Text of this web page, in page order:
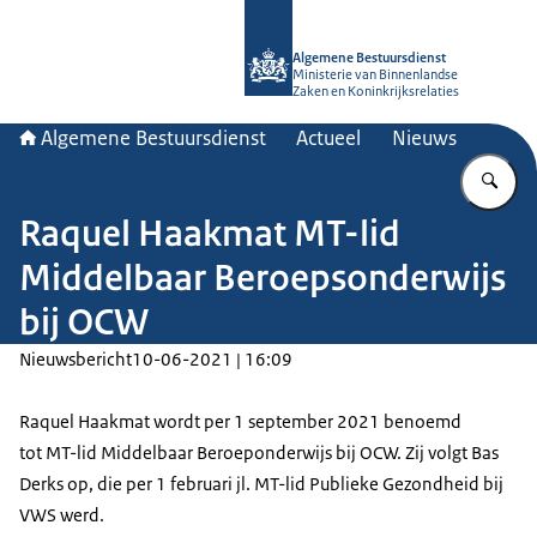
Algemene Bestuursdienst
Ministerie van Binnenlandse
Zaken en Koninkrijksrelaties
Algemene Bestuursdienst Actueel Nieuws
Raquel Haakmat MT-lid
Middelbaar Beroepsonderwijs
bij OCW
Nieuwsbericht10-06-2021 | 16:09
Raquel Haakmat wordt per 1 september 2021 benoemd
tot MT-lid Middelbaar Beroeponderwijs bij OCW. Zij volgt Bas
Derks op, die per 1 februari jl. MT-lid Publieke Gezondheid bij
VWS werd.